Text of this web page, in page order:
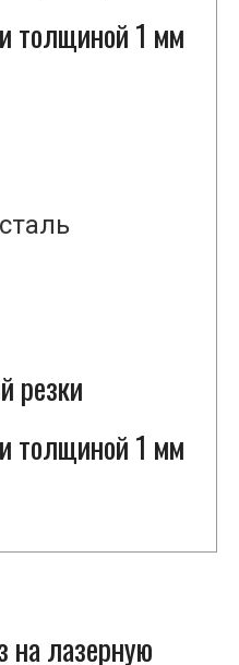
толщиной 1 мм
резки
толщиной 1 мм
на лазерную